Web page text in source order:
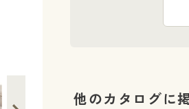
他のカタログに